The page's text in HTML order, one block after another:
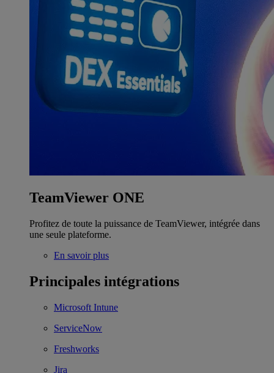
TeamViewer ONE
Profitez de toute la puissance de TeamViewer, intégrée dans
une seule plateforme.
En savoir plus
Principales intégrations
Microsoft Intune
ServiceNow
Freshworks
Jira